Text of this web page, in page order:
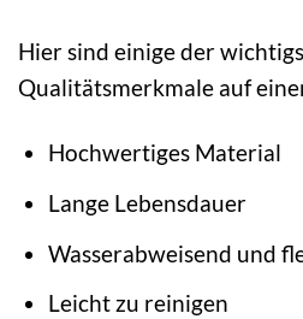
Hier sind einige der
Qualitätsmerkmale auf
Hochwertiges Material
Lange Lebensdauer
Wasserabweisend und
Leicht zu reinigen